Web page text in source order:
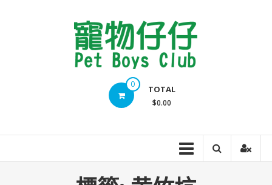
0 TOTAL
$0.00